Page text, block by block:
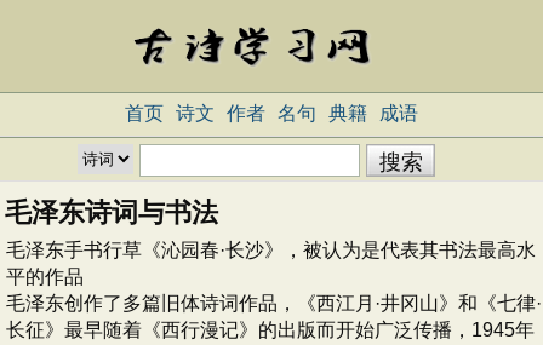
首页 诗文 作者 名句 典籍 成语
毛泽东诗词与书法
毛泽东手书行草《沁园春·长沙》，被认为是代表其书法最高水
平的作品
毛泽东创作了多篇旧体诗词作品，《西江月·井冈山》和《七律·
长征》最早随着《西行漫记》的出版而开始广泛传播，1945年